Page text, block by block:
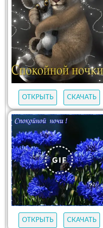
ОТКРЫТЬ СКАЧАТЬ
ОТКРЫТЬ СКАЧАТЬ